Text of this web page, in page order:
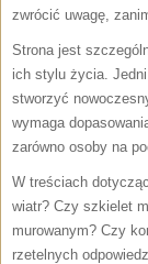
zwrócić uwagę,
Strona jest
ich stylu życia.
stworzyć
wymaga
zarówno osoby na
W treściach
wiatr? Czy szkielet
murowanym? Czy
rzetelnych